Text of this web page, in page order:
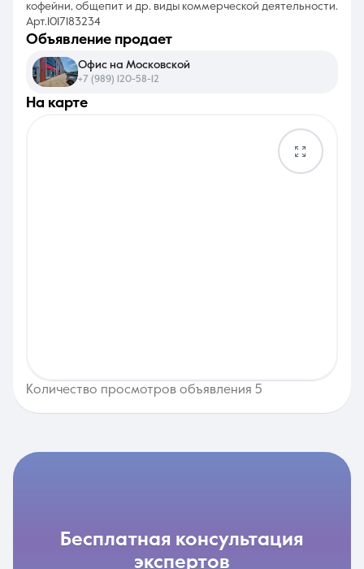
кофейни, общепит и др. виды коммерческой деятельности.
Арт.1017183234
на карте
Количество просмотров объявления 5
объявление продает
Офис на Московской
+7 (989) 120-58-12
бесплатная консультация
экспертов